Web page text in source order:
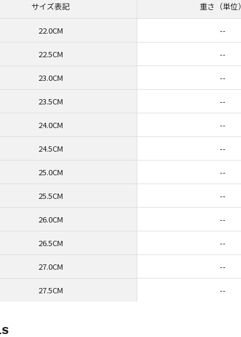
サイズ表記 重さ（単位）
22.0CM --
22.5CM --
23.0CM --
23.5CM --
24.0CM --
24.5CM --
25.0CM --
25.5CM --
26.0CM --
26.5CM --
27.0CM --
27.5CM --